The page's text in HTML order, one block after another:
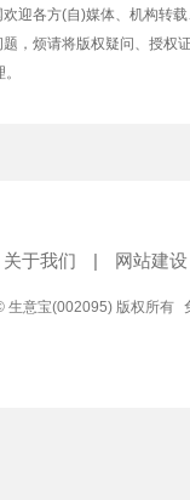
迎各方(自)媒体、机构转
，烦请将版权疑问、授权
关于我们 | 网站建设
生意宝(002095) 版权所有